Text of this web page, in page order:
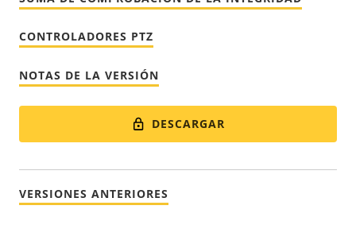
CONTROLADORES PTZ
NOTAS DE LA VERSIÓN
DESCARGAR
VERSIONES ANTERIORES